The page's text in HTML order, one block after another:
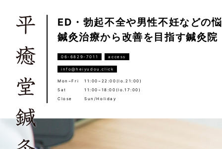
ED・勃起不全や男性不妊などの
鍼灸治療から改善を目指す鍼灸院
06-6829-7011 access
info@heiyudou.click
Mon~Fri
11:00~22:00(lo.21:00)
Sat
11:00~18:00(lo.17:00)
Close
Sun/Holiday